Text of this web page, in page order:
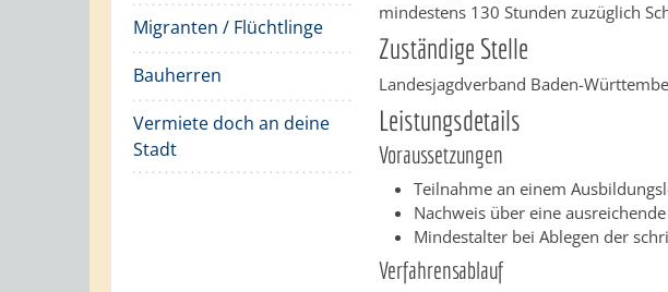
Migranten / Flüchtlinge
Bauherren
Vermiete doch an deine
Stadt
mindestens 130 Stunden zuzüglich
Zuständige Stelle
Landesjagdverband Baden-
Leistungsdetails
Voraussetzungen
Teilnahme an einem
Nachweis über eine
Mindestalter bei Ablegen der
Verfahrensablauf